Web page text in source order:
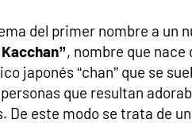
del primer nombre a un
, nombre que nace
japonés “chan” que se
que resultan
De este modo se trata de